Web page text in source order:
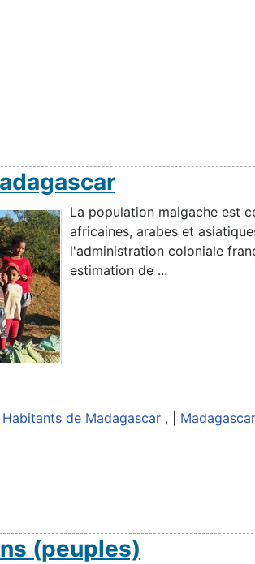
La population malgache est
africaines, arabes et
l'administration coloniale
estimation de ...
Habitants de Madagascar , | Madagascar
(peuples)